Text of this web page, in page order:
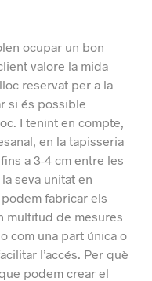
ocupar un bon
valore la mida
reservat per a la
si és possible
I tenint en compte,
en la tapisseria
a 3-4 cm entre les
seva unitat en
fabricar els
multitud de mesures
com una part única o
l’accés. Per què
podem crear el